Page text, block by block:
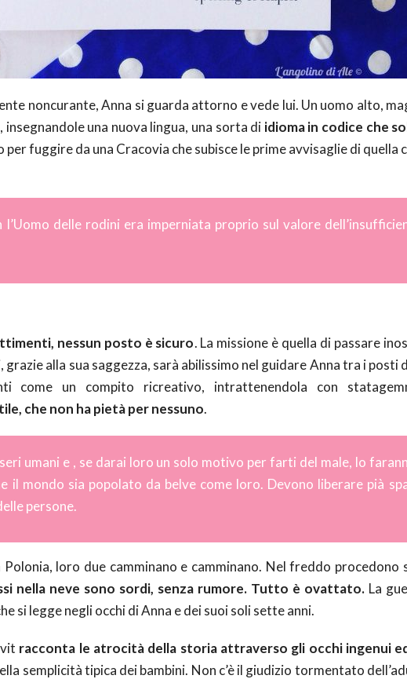
noncurante, Anna si guarda attorno e vede lui. Un uomo alto,
una nuova lingua, una sorta di idioma in codice che
per fuggire da una Cracovia che subisce le prime avvisaglie di quella
l’Uomo delle rodini era imperniata proprio sul valore
nessun posto è sicuro. La missione è quella di passare
alla sua saggezza, sarà abilissimo nel guidare Anna tra i posti
come un compito ricreativo, intrattenendola con
che non ha pietà per nessuno.
umani e , se darai loro un solo motivo per farti del male, lo
il mondo sia popolato da belve come loro. Devono liberare pià
persone.
loro due camminano e camminano. Nel freddo procedono
nella neve sono sordi, senza rumore. Tutto è ovattato.La
si legge negli occhi di Anna e dei suoi soli sette anni.
racconta le atrocità della storia attraverso gli occhi ingenui
semplicità tipica dei bambini. Non c’è il giudizio tormentato